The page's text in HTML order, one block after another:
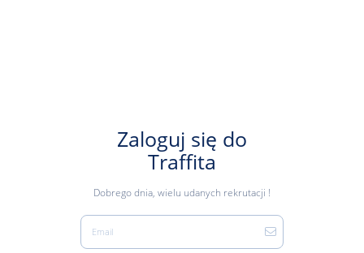
Zaloguj się do
Traffita
Dobrego dnia, wielu udanych rekrutacji !
Email